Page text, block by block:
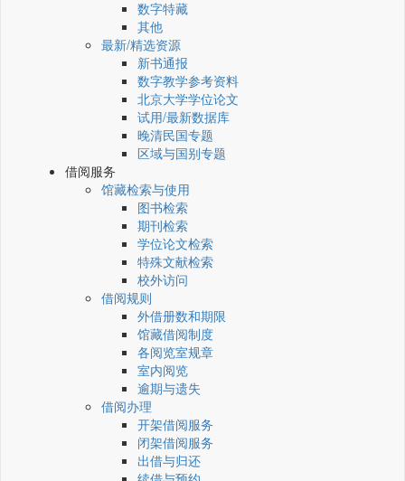
数字特藏
其他
最新/精选资源
新书通报
数字教学参考资料
北京大学学位论文
试用/最新数据库
晚清民国专题
区域与国别专题
借阅服务
馆藏检索与使用
图书检索
期刊检索
学位论文检索
特殊文献检索
校外访问
借阅规则
外借册数和期限
馆藏借阅制度
各阅览室规章
室内阅览
逾期与遗失
借阅办理
开架借阅服务
闭架借阅服务
出借与归还